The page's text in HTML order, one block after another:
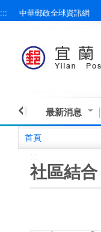
跳到主要內容區塊
::: 中華郵政全球資訊網
最新消息
首頁
社區結合